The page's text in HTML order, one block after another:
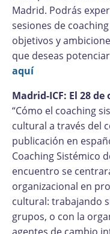
Madrid. Podrás
sesiones de
objetivos y
que deseas
aquí
Madrid-ICF: El 28
“Cómo el coaching
cultural a través del
publicación en
Coaching Sistémico
encuentro se
organizacional en
cultural: trabajando
grupos, o con la